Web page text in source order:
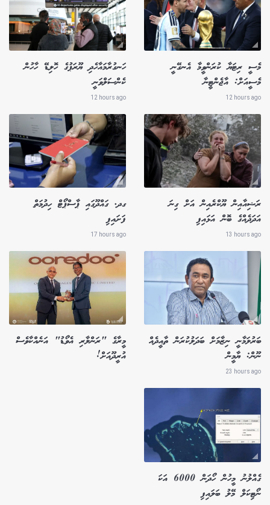
މެސީ ރިޓަޔާ ކުރަންވީމާ އެނގޭނީ
މެސީއަށް: އާޖެންޓީނާ
12 hours ago
ހަނގުރާމައާހެދި ޔޫރަޕުގެ ހޮލިޑޭ ހާހުން
ކެންސަލްވަނީ
12 hours ago
ރަޝިއާއިން ޔޫކްރެއިން އަށް ގިނަ
އަދަދެއްގެ ބޮން އަޅައިފި
13 hours ago
ގދ. ގައްދޫގައި ޕާސްޕޯޓް ހިދުމަތް
ފަށައިފި
17 hours ago
ބަރުލަމާނީ ނިޒާމަށް ބަދަލުކުރަން ތާއީދެއް
ނޫން: ޔާމީން
23 hours ago
މީރާގެ "ރަންލާރި އެވޯޑު" އަނެއްކާވެސް
އުރީދޫއަށް!
ގެއްލުނު މީހުން ހޯދަން 6000 އަކަ
ނޯޓިކަލް މޭލު ބަލައިފި